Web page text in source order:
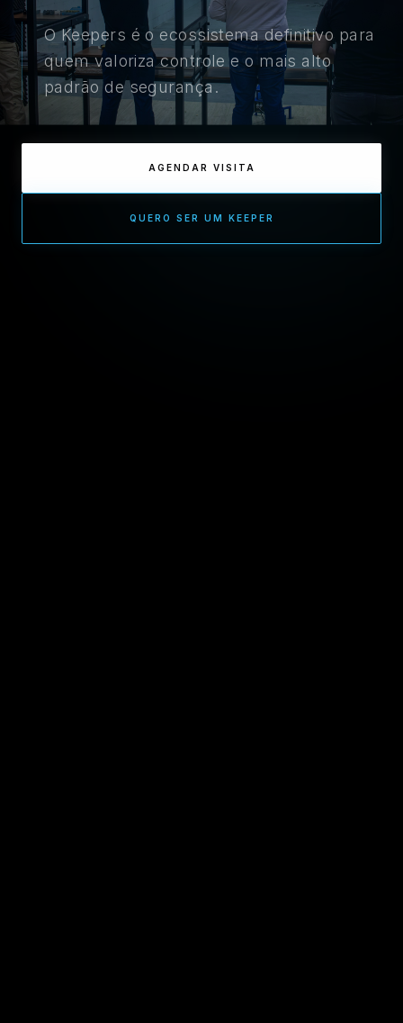
O Keepers é o ecossistema definitivo para
quem valoriza controle e o mais alto
padrão de segurança.
AGENDAR VISITA
QUERO SER UM KEEPER